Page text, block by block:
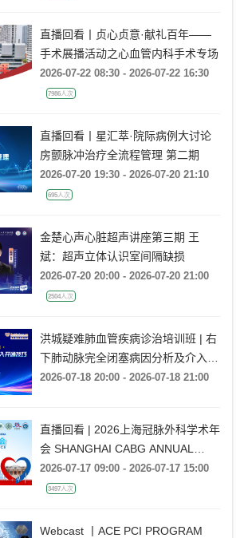
直播回看丨贞心贞意·献礼百年——
手术展播活动之心血管内科手术专场
2026-07-22 08:30 - 2026-07-22 16:30
7986人次
直播回看丨星汇萃·院际病例大讨论
房颤脉冲治疗全流程管理 第二期
2026-07-20 19:30 - 2026-07-20 21:10
695人次
金楚心声心脏超声讲座第三期 王
斌：超声立体认识室间隔缺损
2026-07-20 20:00 - 2026-07-20 21:00
2504人次
洪城疑难肺血管疾病诊治培训班 | 右
下肺动脉完全闭塞病因分析及介入开
通技巧
2026-07-18 20:00 - 2026-07-18 21:00
直播回看 | 2026上海冠脉外科学术年
会 SHANGHAI CABG ANNUAL
CONFERENCE
2026-07-17 09:00 - 2026-07-17 15:00
3497人次
Webcast 丨ACE PCI PROGRAM